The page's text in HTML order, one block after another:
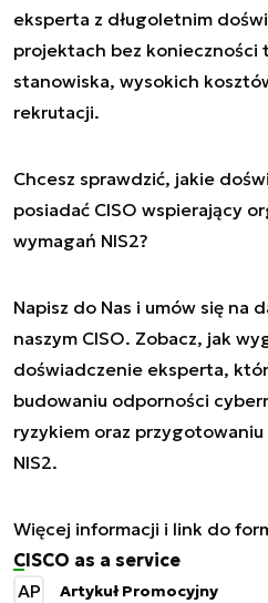
eksperta z długoletnim
projektach bez
stanowiska, wysokich
rekrutacji.
Chcesz sprawdzić, jakie
posiadać CISO wspierający
wymagań NIS2?
Napisz do Nas i umów się na
naszym CISO. Zobacz, jak
doświadczenie eksperta,
budowaniu odporności
ryzykiem oraz
NIS2.
Więcej informacji i link do
CISCO as a service
AP
Artykuł Promocyjny